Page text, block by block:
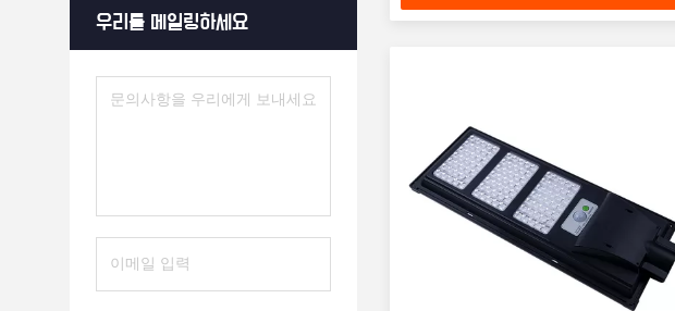
우리를 메일링하세요